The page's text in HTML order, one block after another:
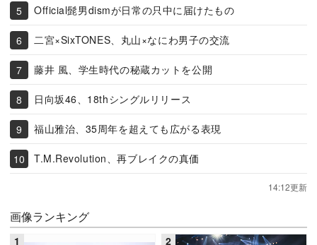
Official髭男dismが日常の只中に届けたもの
二宮×SixTONES、丸山×なにわ男子の交流
藤井 風、学生時代の秘蔵カットを公開
日向坂46、18thシングルリリース
福山雅治、35周年を超えても広がる表現
T.M.Revolution、再ブレイクの真価
14:12更新
画像ランキング